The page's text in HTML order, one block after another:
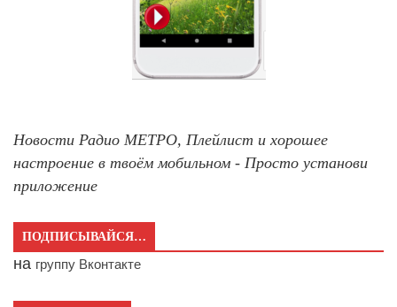
Новости Радио МЕТРО, Плейлист и хорошее
настроение в твоём мобильном - Просто установи
приложение
ПОДПИСЫВАЙСЯ…
на группу Вконтакте